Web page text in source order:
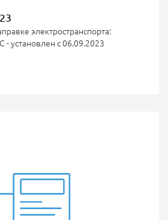
электространспорта:
- установлен с 06.09.2023